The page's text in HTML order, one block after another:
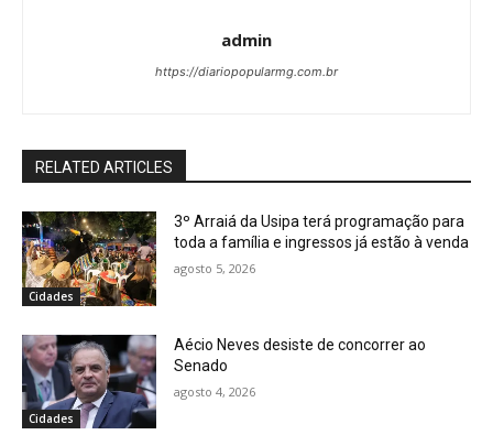
admin
https://diariopopularmg.com.br
RELATED ARTICLES
Cidades
3º Arraiá da Usipa terá programação para
toda a família e ingressos já estão à venda
agosto 5, 2026
Cidades
Aécio Neves desiste de concorrer ao
Senado
agosto 4, 2026